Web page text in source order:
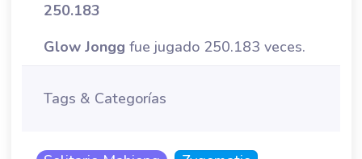
250.183
Glow Jongg fue jugado 250.183 veces.
Tags & Categorías